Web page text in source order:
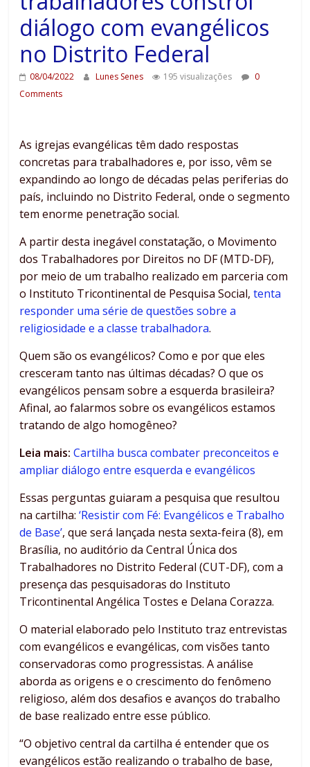
diálogo com evangélicos
no Distrito Federal
08/04/2022 Lunes Senes 195 visualizações
0
Comments
As igrejas evangélicas têm dado respostas
concretas para trabalhadores e, por isso, vêm se
expandindo ao longo de décadas pelas periferias do
país, incluindo no Distrito Federal, onde o segmento
tem enorme penetração social.
A partir desta inegável constatação, o Movimento
dos Trabalhadores por Direitos no DF (MTD-DF),
por meio de um trabalho realizado em parceria com
o Instituto Tricontinental de Pesquisa Social,tenta
responder uma série de questões sobre a
religiosidade e a classe trabalhadora.
Quem são os evangélicos? Como e por que eles
cresceram tanto nas últimas décadas? O que os
evangélicos pensam sobre a esquerda brasileira?
Afinal, ao falarmos sobre os evangélicos estamos
tratando de algo homogêneo?
Leia mais: Cartilha busca combater preconceitos e
ampliar diálogo entre esquerda e evangélicos
Essas perguntas guiaram a pesquisa que resultou
na cartilha:‘Resistir com Fé: Evangélicos e Trabalho
de Base’, que será lançada nesta sexta-feira (8), em
Brasília, no auditório da Central Única dos
Trabalhadores no Distrito Federal (CUT-DF), com a
presença das pesquisadoras do Instituto
Tricontinental Angélica Tostes e Delana Corazza.
O material elaborado pelo Instituto traz entrevistas
com evangélicos e evangélicas, com visões tanto
conservadoras como progressistas. A análise
aborda as origens e o crescimento do fenômeno
religioso, além dos desafios e avanços do trabalho
de base realizado entre esse público.
“O objetivo central da cartilha é entender que os
evangélicos estão realizando o trabalho de base,